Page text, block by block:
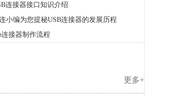
连接器接口知识介绍
小编为您提秘USB连接器的发展历程
连接器制作流程
更多+